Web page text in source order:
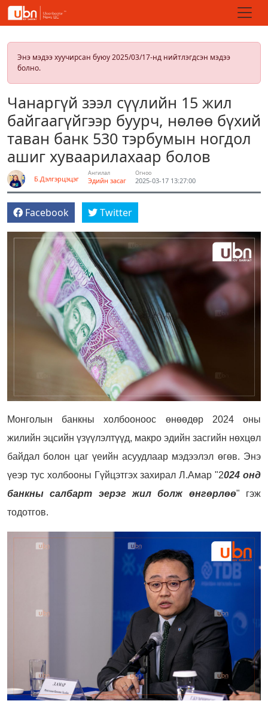
Энэ мэдээ хуучирсан буюу 2025/03/17-нд нийтлэгдсэн мэдээ
болно.
Чанаргүй зээл сүүлийн 15 жил
байгаагүйгээр буурч, нөлөө бүхий
таван банк 530 тэрбумын ногдол
ашиг хуваарилахаар болов
Б.Дэлгэрцэцэг
Ангилал
Эдийн засаг
Огноо
2025-03-17 13:27:00
Facebook Twitter
Монголын банкны холбооноос өнөөдөр 2024 оны
жилийн эцсийн үзүүлэлтүүд, макро эдийн засгийн нөхцөл
байдал болон цаг үеийн асуудлаар мэдээлэл өгөв. Энэ
үеэр тус холбооны Гүйцэтгэх захирал Л.Амар "2024 онд
банкны салбарт эерэг жил болж өнгөрлөө" гэж
тодотгов.